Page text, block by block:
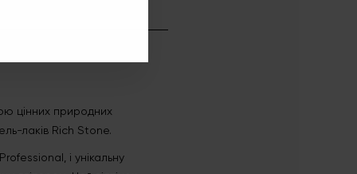
цінних природних
лаків Rich Stone.
і унікальну